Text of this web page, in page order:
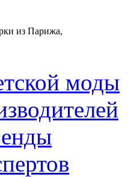
из Парижа,
моды